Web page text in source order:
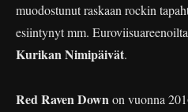
muodostunut raskaan rockin
esiintynyt mm.
Kurikan Nimipäivät.
Red Raven Downon vuonna